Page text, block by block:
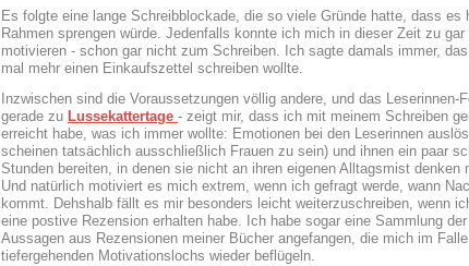
Es folgte eine lange Schreibblockade, die so viele Gründe hatte, dass es
Rahmen sprengen würde. Jedenfalls konnte ich mich in dieser Zeit zu gar
motivieren - schon gar nicht zum Schreiben. Ich sagte damals immer,
mal mehr einen Einkaufszettel schreiben wollte.
Inzwischen sind die Voraussetzungen völlig andere, und das Leserinnen-
gerade zu Lussekattertage - zeigt mir, dass ich mit meinem Schreiben
erreicht habe, was ich immer wollte: Emotionen bei den Leserinnen
scheinen tatsächlich ausschließlich Frauen zu sein) und ihnen ein paar
Stunden bereiten, in denen sie nicht an ihren eigenen Alltagsmist denken
Und natürlich motiviert es mich extrem, wenn ich gefragt werde, wann
kommt. Dehshalb fällt es mir besonders leicht weiterzuschreiben, wenn
eine postive Rezension erhalten habe. Ich habe sogar eine Sammlung
Aussagen aus Rezensionen meiner Bücher angefangen, die mich im
tiefergehenden Motivationslochs wieder beflügeln.